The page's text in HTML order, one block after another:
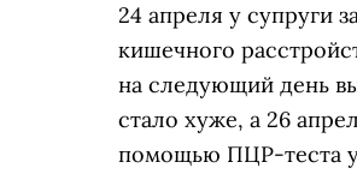
24 апреля у супруги
кишечного
на следующий день
стало хуже, а 26
помощью ПЦР-теста